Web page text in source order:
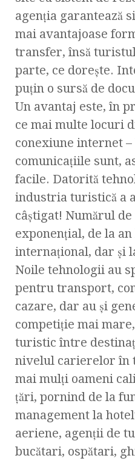
agenţia garantează
mai avantajoase
transfer, însă
parte, ce doreşte.
puţin o sursă de
Un avantaj este, în
ce mai multe locuri
conexiune internet
comunicaţiile sunt,
facile. Datorită
industria turistică a
câştigat! Numărul
exponenţial, de la
internaţional, dar şi
Noile tehnologii au
pentru transport,
cazare, dar au şi
competiţie mai
turistic între
nivelul carierelor în
mai mulţi oameni
ţări, pornind de la
management la
aeriene, agenţii de
bucătari, ospătari,